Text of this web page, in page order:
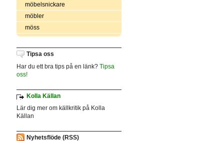
möbelsnickare
möbler
möss
Tipsa oss
Har du ett bra tips på en länk? Tipsa
oss!
Kolla Källan
Lär dig mer om källkritik på Kolla
Källan
Nyhetsflöde (RSS)